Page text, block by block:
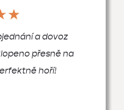
a dovoz
přesně na
hoří!